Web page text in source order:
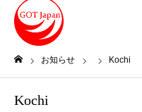
お知らせ Kochi
Kochi